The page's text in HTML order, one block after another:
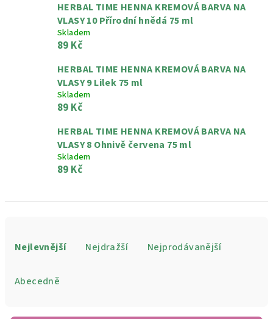
HERBAL TIME HENNA KREMOVÁ BARVA NA
VLASY 10 Přírodní hnědá 75 ml
Skladem
89 Kč
HERBAL TIME HENNA KREMOVÁ BARVA NA
VLASY 9 Lilek 75 ml
Skladem
89 Kč
HERBAL TIME HENNA KREMOVÁ BARVA NA
VLASY 8 Ohnivě červena 75 ml
Skladem
89 Kč
Nejlevnější Nejdražší Nejprodávanější
Abecedně